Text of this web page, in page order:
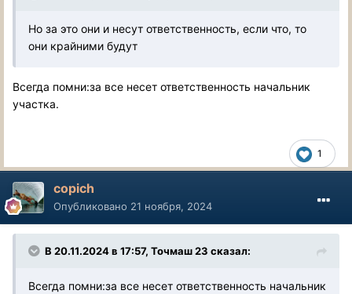
Но за это они и несут ответственность, если что, то
они крайними будут
Всегда помни:за все несет ответственность начальник
участка.
1
copich
Опубликовано 21 ноября, 2024
В 20.11.2024 в 17:57, Точмаш 23 сказал:
Всегда помни:за все несет ответственность начальник